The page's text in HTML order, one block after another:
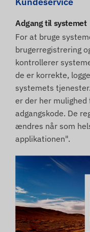
Adgang til systemet
For at bruge
brugerregistrering
kontrollerer
de er korrekte,
systemets
er der her
adgangskode. De
ændres når som
applikationen".